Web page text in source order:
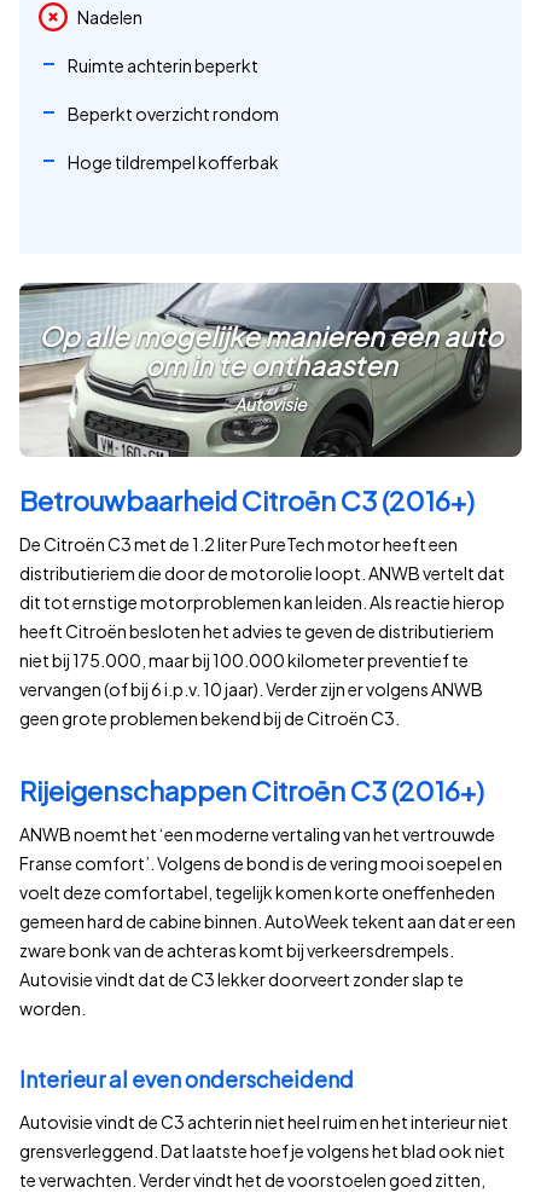
Nadelen
Ruimte achterin beperkt
Beperkt overzicht rondom
Hoge tildrempel kofferbak
Op alle mogelijke manieren een auto
om in te onthaasten
Autovisie
Betrouwbaarheid Citroën C3 (2016+)
De Citroën C3 met de 1.2 liter PureTech motor heeft een
distributieriem die door de motorolie loopt. ANWB vertelt dat
dit tot ernstige motorproblemen kan leiden. Als reactie hierop
heeft Citroën besloten het advies te geven de distributieriem
niet bij 175.000, maar bij 100.000 kilometer preventief te
vervangen (of bij 6 i.p.v. 10 jaar). Verder zijn er volgens ANWB
geen grote problemen bekend bij de Citroën C3.
Rijeigenschappen Citroën C3 (2016+)
ANWB noemt het ‘een moderne vertaling van het vertrouwde
Franse comfort’. Volgens de bond is de vering mooi soepel en
voelt deze comfortabel, tegelijk komen korte oneffenheden
gemeen hard de cabine binnen. AutoWeek tekent aan dat er een
zware bonk van de achteras komt bij verkeersdrempels.
Autovisie vindt dat de C3 lekker doorveert zonder slap te
worden.
Interieur al even onderscheidend
Autovisie vindt de C3 achterin niet heel ruim en het interieur niet
grensverleggend. Dat laatste hoef je volgens het blad ook niet
te verwachten. Verder vindt het de voorstoelen goed zitten,